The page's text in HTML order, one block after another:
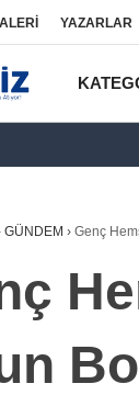
YAZARLAR
GÜNDEM › Genç